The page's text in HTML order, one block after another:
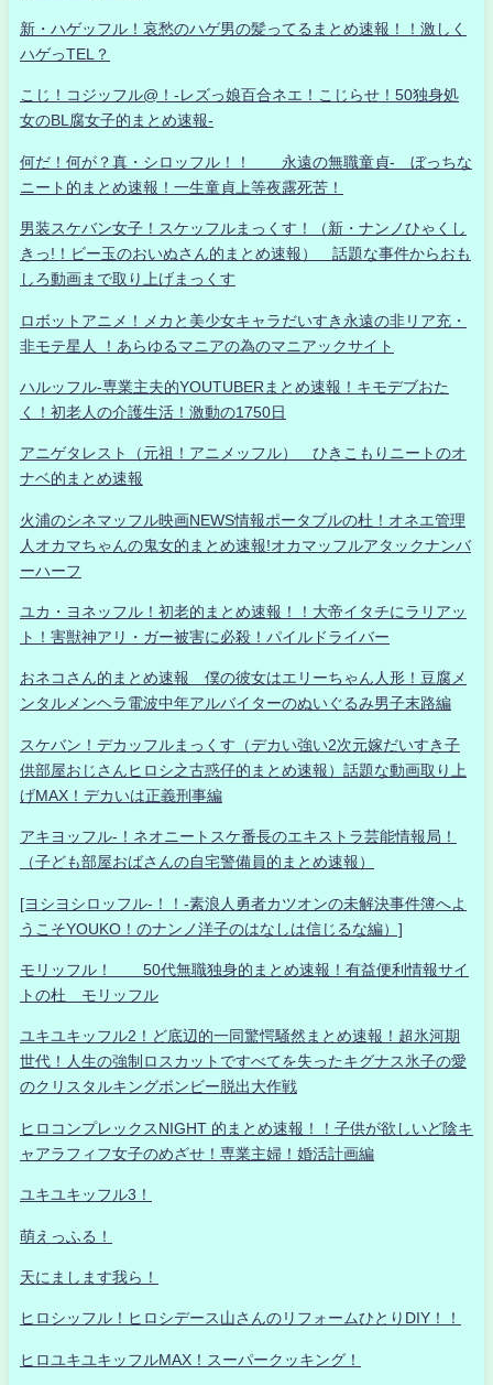
新・ハゲッフル！哀愁のハゲ男の髪ってるまとめ速報！！激しく
ハゲっTEL？
こじ！コジッフル@！-レズっ娘百合ネエ！こじらせ！50独身処
女のBL腐女子的まとめ速報-
何だ！何が？真・シロッフル！！ 永遠の無職童貞- ぼっちな
ニート的まとめ速報！一生童貞上等夜露死苦！
男装スケバン女子！スケッフルまっくす！（新・ナンノひゃくし
きっ!！ビー玉のおいぬさん的まとめ速報） 話題な事件からおも
しろ動画まで取り上げまっくす
ロボットアニメ！メカと美少女キャラだいすき永遠の非リア充・
非モテ星人 ！あらゆるマニアの為のマニアックサイト
ハルッフル-専業主夫的YOUTUBERまとめ速報！キモデブおた
く！初老人の介護生活！激動の1750日
アニゲタレスト（元祖！アニメッフル） ひきこもりニートのオ
ナベ的まとめ速報
火浦のシネマッフル映画NEWS情報ポータブルの杜！オネエ管理
人オカマちゃんの鬼女的まとめ速報!オカマッフルアタックナンバ
ーハーフ
ユカ・ヨネッフル！初老的まとめ速報！！大帝イタチにラリアッ
ト！害獣神アリ・ガー被害に必殺！パイルドライバー
おネコさん的まとめ速報 僕の彼女はエリーちゃん人形！豆腐メ
ンタルメンヘラ電波中年アルバイターのぬいぐるみ男子末路編
スケバン！デカッフルまっくす（デカい強い2次元嫁だいすき子
供部屋おじさんヒロシ之古惑仔的まとめ速報）話題な動画取り上
げMAX！デカいは正義刑事編
アキヨッフル-！ネオニートスケ番長のエキストラ芸能情報局！
（子ども部屋おばさんの自宅警備員的まとめ速報）
[ヨシヨシロッフル-！！-素浪人勇者カツオンの未解決事件簿へよ
うこそYOUKO！のナンノ洋子のはなしは信じるな編）]
モリッフル！ 50代無職独身的まとめ速報！有益便利情報サイ
トの杜 モリッフル
ユキユキッフル2！ど底辺的一同驚愕騒然まとめ速報！超氷河期
世代！人生の強制ロスカットですべてを失ったキグナス氷子の愛
のクリスタルキングボンビー脱出大作戦
ヒロコンプレックスNIGHT 的まとめ速報！！子供が欲しいど陰キ
ャアラフィフ女子のめざせ！専業主婦！婚活計画編
ユキユキッフル3！
萌えっふる！
天にまします我ら！
ヒロシッフル！ヒロシデース山さんのリフォームひとりDIY！！
ヒロユキユキッフルMAX！スーパークッキング！